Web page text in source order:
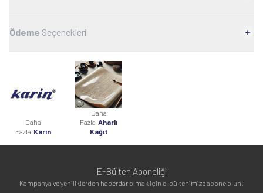
Ödeme Seçenekleri
Daha
Fazla Karin
Daha
Fazla Aharlı
Kağıt
E-Bülten Aboneliği
Kampanya ve yeniliklerden haberdar olmak için e-bültenimize abone olun!